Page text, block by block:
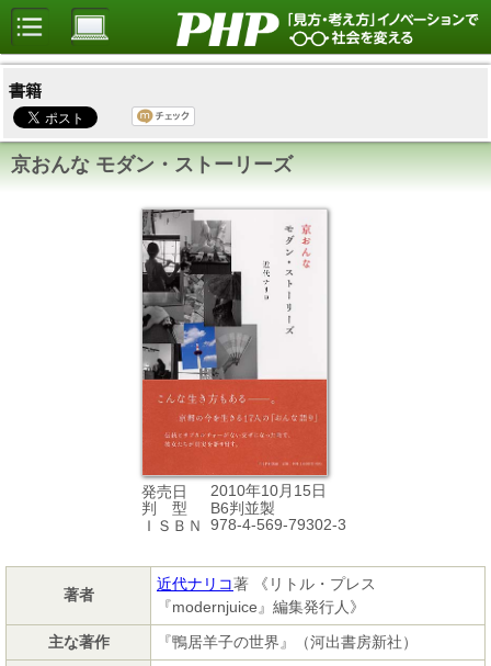
書籍
京おんな モダン・ストーリーズ
発売日
2010年10月15日
判 型
B6判並製
ＩＳＢＮ
978-4-569-79302-3
著者
近代ナリコ著 《リトル・プレス
『modernjuice』編集発行人》
主な著作
『鴨居羊子の世界』（河出書房新社）